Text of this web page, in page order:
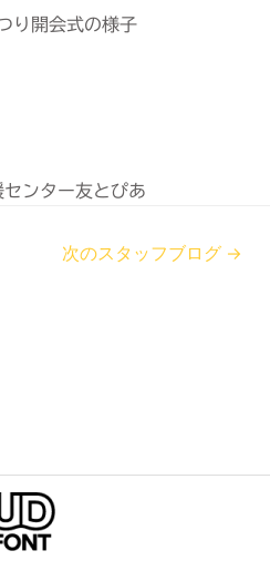
り開会式の様子
ンター友とぴあ
次のスタッフブログ →